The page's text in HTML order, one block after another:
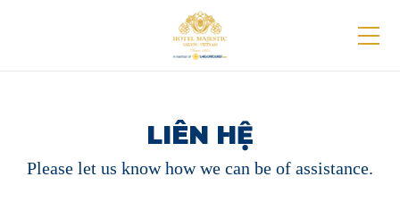
LIÊN HỆ
Please let us know how we can be of assistance.